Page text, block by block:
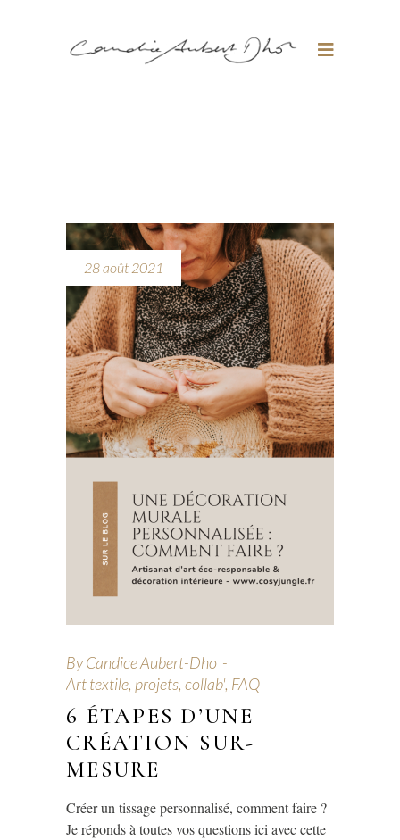
28 août 2021
ByCandice Aubert-Dho
Art textile, projets, collab', FAQ
6 ÉTAPES D’UNE
CRÉATION SUR-
MESURE
Créer un tissage personnalisé, comment faire ?
Je réponds à toutes vos questions ici avec cette